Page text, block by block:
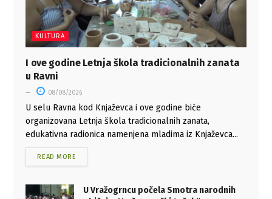
KULTURA
I ove godine Letnja škola tradicionalnih zanata
u Ravni
08/08/2026
U selu Ravna kod Knjaževca i ove godine biće
organizovana Letnja škola tradicionalnih zanata,
edukativna radionica namenjena mladima iz Knjaževca...
READ MORE
U Vražogrncu počela Smotra narodnih